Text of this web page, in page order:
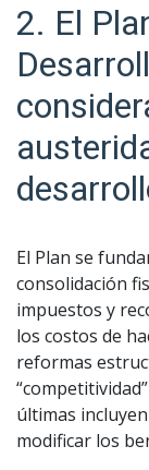
2. El
El Plan se
consolidación
impuestos y
los costos de
reformas
últimas
modificar los